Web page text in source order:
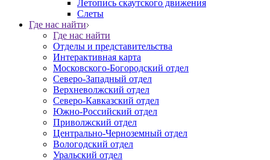
Летопись скаутского движения
Слеты
Где нас найти
Где нас найти
Отделы и представительства
Интерактивная карта
Московского-Богородский отдел
Северо-Западный отдел
Верхневолжский отдел
Северо-Кавказский отдел
Южно-Российский отдел
Приволжский отдел
Центрально-Черноземный отдел
Вологодский отдел
Уральский отдел